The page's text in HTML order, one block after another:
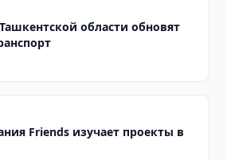
области обновят
Friends изучает проекты в